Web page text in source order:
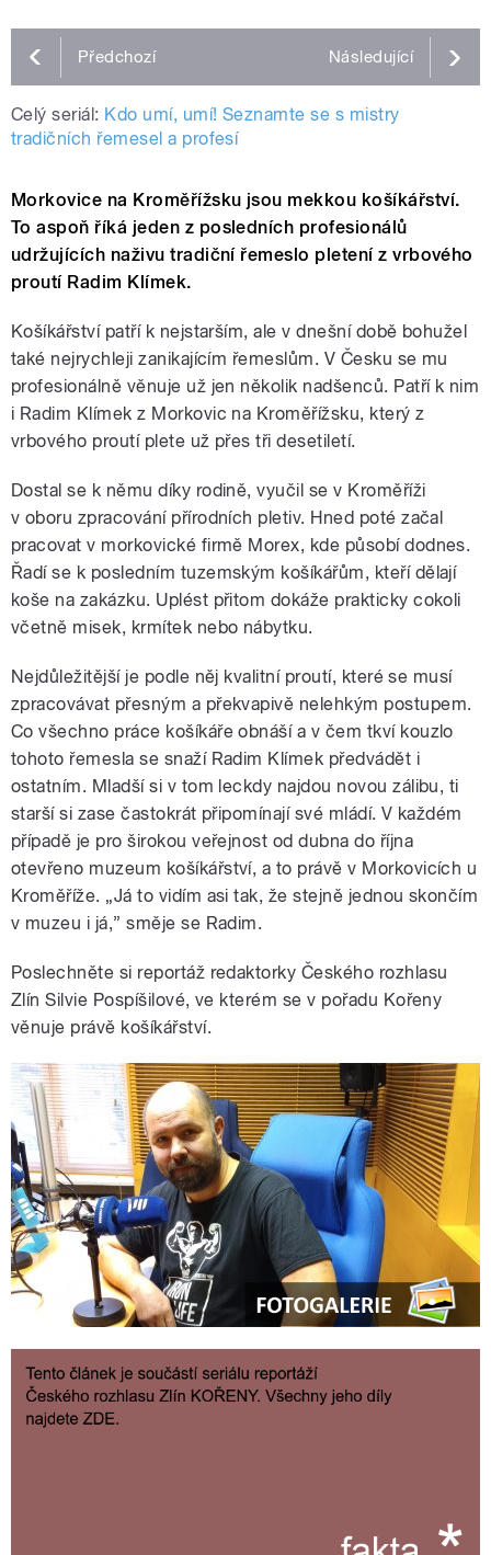
Předchozí Následující
Celý seriál: Kdo umí, umí! Seznamte se s mistry
tradičních řemesel a profesí
Morkovice na Kroměřížsku jsou mekkou košíkářství.
To aspoň říká jeden z posledních profesionálů
udržujících naživu tradiční řemeslo pletení z vrbového
proutí Radim Klímek.
Košíkářství patří k nejstarším, ale v dnešní době bohužel
také nejrychleji zanikajícím řemeslům. V Česku se mu
profesionálně věnuje už jen několik nadšenců. Patří k nim
i Radim Klímek z Morkovic na Kroměřížsku, kterýz
vrbového proutí plete už přes tři desetiletí.
Dostal se k němu díky rodině, vyučil se v Kroměříži
v oboru zpracování přírodních pletiv. Hned poté začal
pracovat v morkovické firmě Morex, kde působí dodnes.
Řadí se k posledním tuzemským košíkářům, kteří dělají
koše na zakázku. Uplést přitom dokáže prakticky cokoli
včetně misek, krmítek nebo nábytku.
Nejdůležitější je podle něj kvalitní proutí, které se musí
zpracovávat přesným a překvapivě nelehkým postupem.
Co všechno práce košíkáře obnáší a v čem tkví kouzlo
tohoto řemesla se snaží Radim Klímek předvádět i
ostatním. Mladší si v tom leckdy najdou novou zálibu, ti
starší si zase častokrát připomínají své mládí. V každém
případě je pro širokou veřejnost od dubna do října
otevřeno muzeum košíkářství, a to právě v Morkovicích u
Kroměříže. „Já to vidím asi tak, že stejně jednou skončím
v muzeu i já,” směje se Radim.
Poslechněte si reportáž redaktorky Českého rozhlasu
Zlín Silvie Pospíšilové, ve kterém se v pořadu Kořeny
věnuje právě košíkářství.